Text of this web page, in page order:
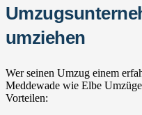
umziehen
Wer seinen Umzug einem
Meddewade wie Elbe
Vorteilen: